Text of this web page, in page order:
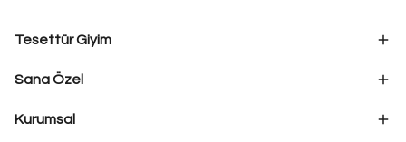
Tesettür Giyim
Sana Özel
Kurumsal